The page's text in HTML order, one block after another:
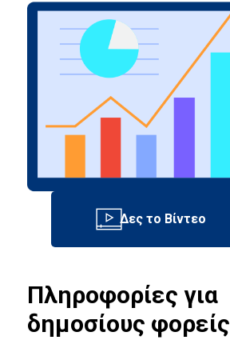
Πληροφορίες για
δημοσίους φορείς